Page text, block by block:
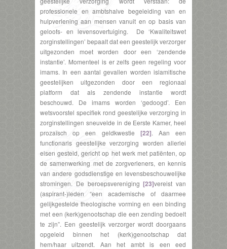
professionele en ambtshalve begeleiding van en
hulpverlening aan mensen vanuit en op basis van
geloofs- en levensovertuiging. De ‘Kwaliteitswet
zorginstellingen’ bepaalt dat een geestelijk verzorger
uitgezonden moet worden door een ‘zendende
instantie’. Momenteel is er zelfs geen regeling voor
imams. In een aantal gevallen worden islamitische
geestelijken uitgezonden door een regionaal
platform dat als zendende instantie wordt
beschouwd. De imams worden ‘gedoogd’. Een
wetsvoorstel specifiek rond geestelijke verzorging in
zorginstellingen sneuvelde in de Eerste Kamer, heel
prozaïsch op een geldkwestie
[22]. Aan een
functionaris geestelijke verzorging worden allerlei
eisen gesteld, gericht op het werk met patiënten, op
de samenwerking met de zorgverleners, en kennis
van andere godsdienstige en levensbeschouwelijke
stromingen. De beroepsvereniging[23]vereist van
(aspirant-)leden “een academische of daarmee
gelijkgestelde theologische vorming en een binding
met een (kerk)genootschap die een zending bedoelt
te zijn”. Een geestelijk verzorger wordt doorgaans
opgeleid binnen het (kerk)genootschap dat
hem/haar uitzendt. Aan het ambt is een eed